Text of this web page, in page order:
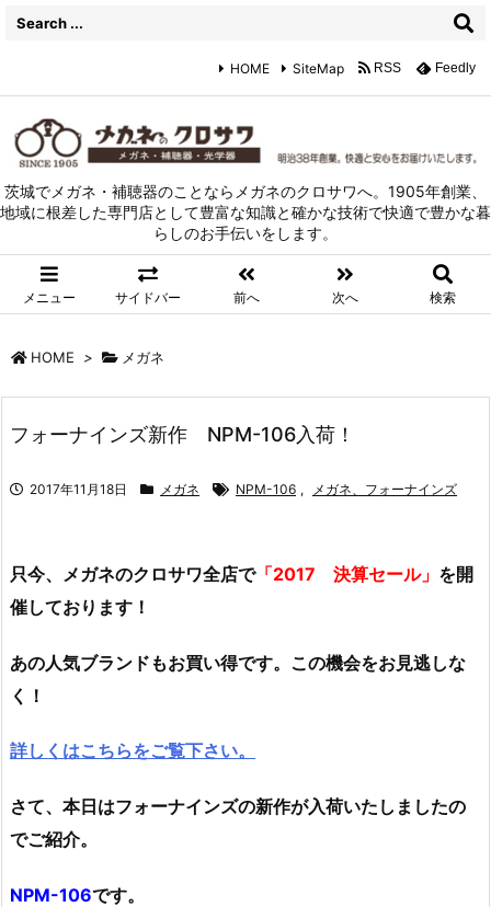
茨城でメガネ・補聴器のことならメガネのクロサワへ。1905年創業、
地域に根差した専門店として豊富な知識と確かな技術で快適で豊かな暮
らしのお手伝いをします。
メニュー サイドバー 前へ 次へ 検索
HOME SiteMap RSS Feedly
HOME > メガネ
フォーナインズ新作 NPM-106入荷！
2017年11月18日 メガネ NPM-106 , メガネ、フォーナインズ
只今、メガネのクロサワ全店で「2017 決算セール」 を開
催しております！
あの人気ブランドもお買い得です。この機会をお見逃しな
く！
詳しくはこちらをご覧下さい。
さて、本日はフォーナインズの新作が入荷いたしましたの
でご紹介。
NPM-106です。